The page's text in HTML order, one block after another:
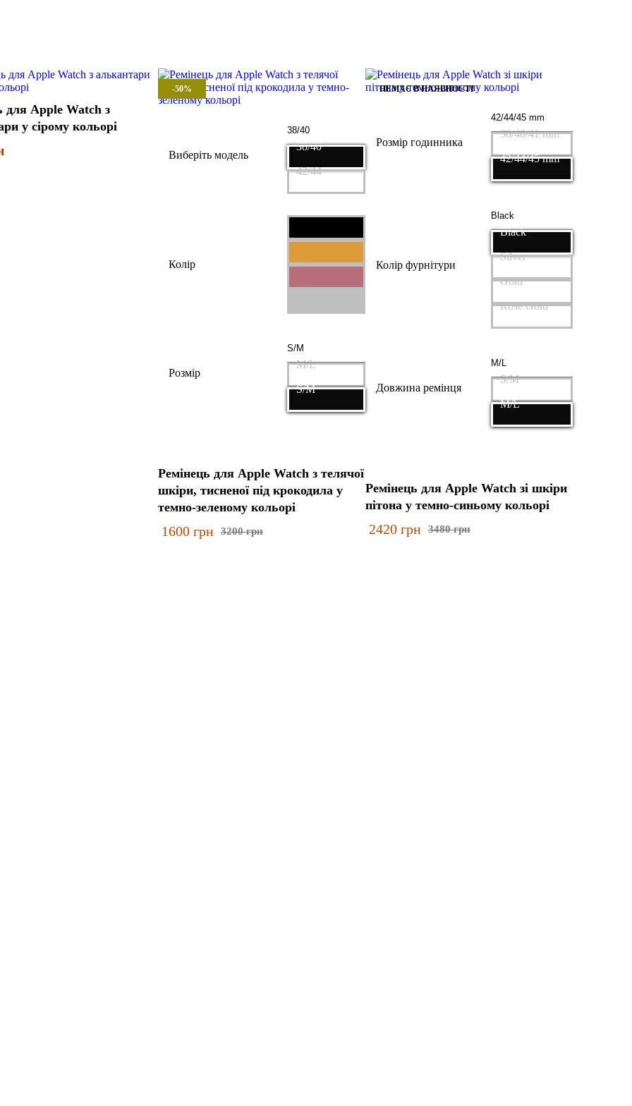
для Apple Watch з
у сірому кольорі
Виберіть модель
38/40
42/44
Колір
Розмір
M/L
S/M
-50%
Ремінець для Apple Watch з телячої
шкіри, тисненої під крокодила у
темно-зеленому кольорі
3200грн
1600 грн
Розмір годинника
38/40/41 mm
42/44/45 mm
Колір фурнітури
Black
Silver
Gold
Rose Gold
Довжина ремінця
S/M
M/L
НЕМАЄ В НАЯВНОСТІ
Ремінець для Apple Watch зі шкіри
пітона у темно-синьому кольорі
3480грн
2420 грн